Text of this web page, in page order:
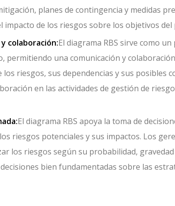
planes de contingencia y medidas
impacto de los riesgos sobre los objetivos del
colaboración:El diagrama RBS sirve como
permitiendo una comunicación y
riesgos, sus dependencias y sus posibles
en las actividades de gestión de
El diagrama RBS apoya la toma de
riesgos potenciales y sus impactos. Los
los riesgos según su probabilidad,
bien fundamentadas sobre las